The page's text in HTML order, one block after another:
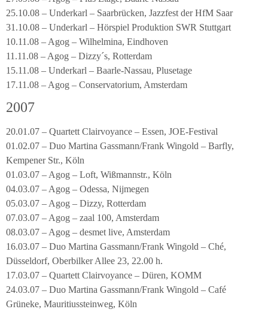
25.10.08 – Underkarl – Saarbrücken, Jazzfest der HfM Saar
31.10.08 – Underkarl – Hörspiel Produktion SWR Stuttgart
10.11.08 – Agog – Wilhelmina, Eindhoven
11.11.08 – Agog – Dizzy´s, Rotterdam
15.11.08 – Underkarl – Baarle-Nassau, Plusetage
17.11.08 – Agog – Conservatorium, Amsterdam
2007
20.01.07 – Quartett Clairvoyance – Essen, JOE-Festival
01.02.07 – Duo Martina Gassmann/Frank Wingold – Barfly,
Kempener Str., Köln
01.03.07 – Agog – Loft, Wißmannstr., Köln
04.03.07 – Agog – Odessa, Nijmegen
05.03.07 – Agog – Dizzy, Rotterdam
07.03.07 – Agog – zaal 100, Amsterdam
08.03.07 – Agog – desmet live, Amsterdam
16.03.07 – Duo Martina Gassmann/Frank Wingold – Ché,
Düsseldorf, Oberbilker Allee 23, 22.00 h.
17.03.07 – Quartett Clairvoyance – Düren, KOMM
24.03.07 – Duo Martina Gassmann/Frank Wingold – Café
Grüneke, Mauritiussteinweg, Köln